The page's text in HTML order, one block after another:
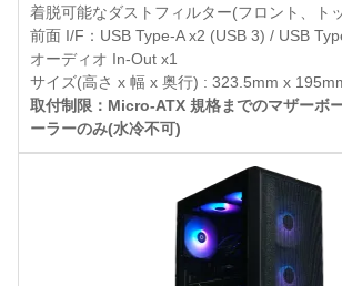
着脱可能なダストフィルター(フロント、ト
前面 I/F：USB Type-A x2 (USB 3) / USB
オーディオ In-Out x1
サイズ(高さ x 幅 x 奥行) : 323.5mm x
取付制限：Micro-ATX 規格までのマザーボ
ーラーのみ(水冷不可)